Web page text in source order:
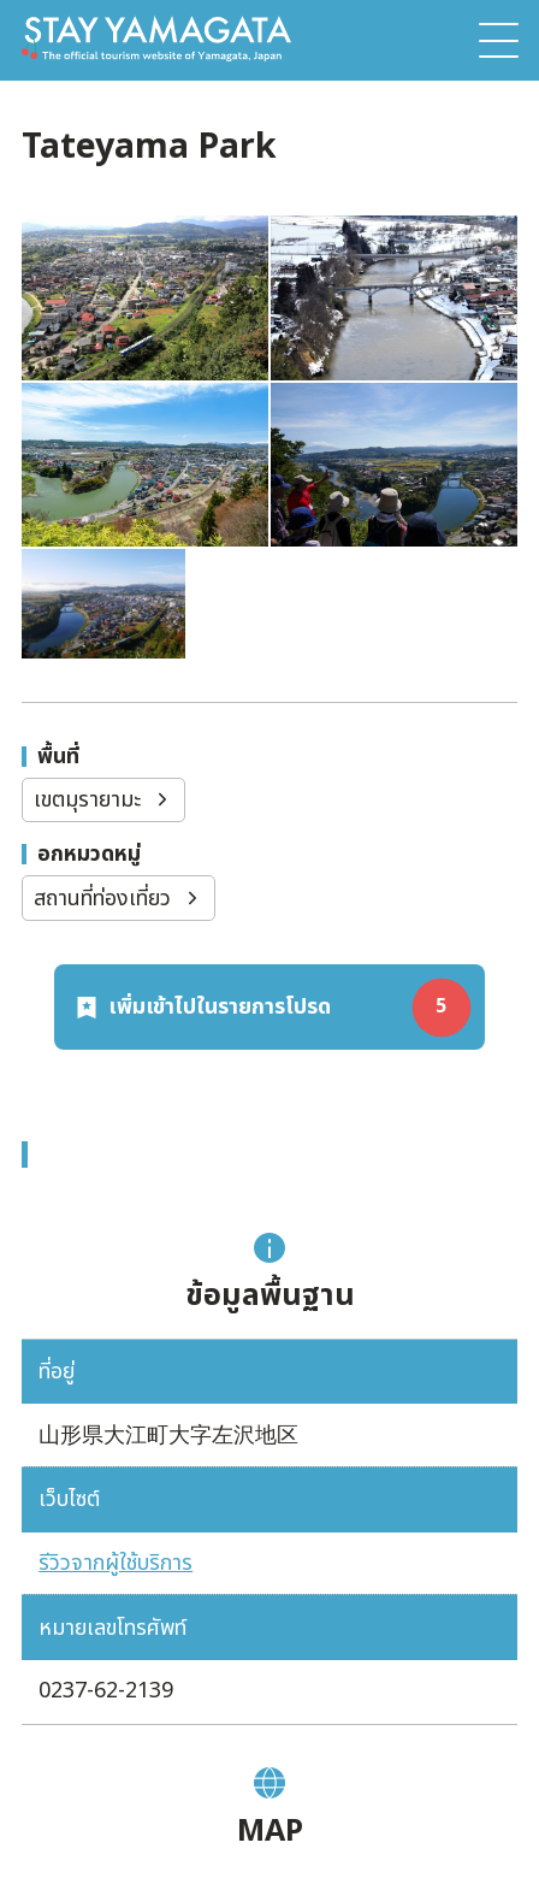
Tateyama Park
พื้นที่
เขตมุรายามะ
อกหมวดหมู่
สถานที่ท่องเที่ยว
เพิ่มเข้าไปในรายการโปรด
ข้อมูลพื้นฐาน
ที่อยู่
山形県大江町大字左沢地区
เว็บไซต์
รีวิวจากผู้ใช้บริการ
หมายเลขโทรศัพท์
0237-62-2139
MAP